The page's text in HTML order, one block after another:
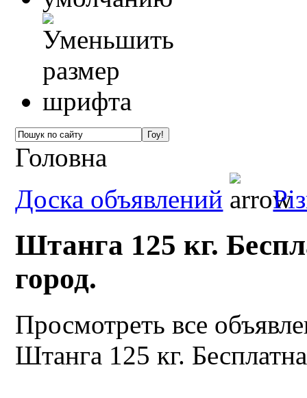
Головна
Доска объявлений
Штанга 125 кг.
город.
Просмотреть все
Штанга 125 кг.